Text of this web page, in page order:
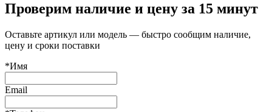
Проверим наличие и цену за 15 минут
Оставьте артикул или модель — быстро сообщим наличие,
цену и сроки поставки
*Имя
Email